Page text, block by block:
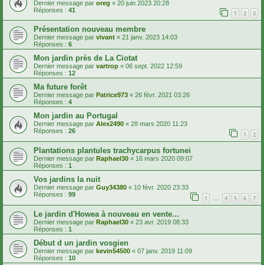
Dernier message par oreg « 20 juin 2023 20:28
Réponses : 41 1 2 3
Présentation nouveau membre
Dernier message par vivant « 21 janv. 2023 14:03
Réponses : 6
Mon jardin près de La Ciotat
Dernier message par vartrop « 06 sept. 2022 12:59
Réponses : 12
Ma future forêt
Dernier message par Patrice973 « 26 févr. 2021 03:26
Réponses : 4
Mon jardin au Portugal
Dernier message par Alex2490 « 28 mars 2020 11:23
Réponses : 26 1 2
Plantations plantules trachycarpus fortunei
Dernier message par Raphael30 « 16 mars 2020 09:07
Réponses : 1
Vos jardins la nuit
Dernier message par Guy34380 « 10 févr. 2020 23:33
Réponses : 99 1 … 4 5 6 7
Le jardin d'Howea à nouveau en vente...
Dernier message par Raphael30 « 23 avr. 2019 08:33
Réponses : 1
Début d un jardin vosgien
Dernier message par kevin54500 « 07 janv. 2019 11:09
Réponses : 10